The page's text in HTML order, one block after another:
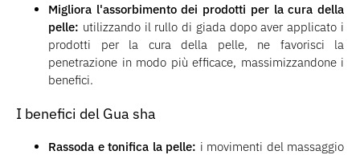
Migliora l'assorbimento dei prodotti per la cura della
pelle: utilizzando il rullo di giada dopo aver applicato i
prodotti per la cura della pelle, ne favorisci la
penetrazione in modo più efficace, massimizzandone i
benefici.
I benefici del Gua sha
Rassoda e tonifica la pelle: i movimenti del massaggio